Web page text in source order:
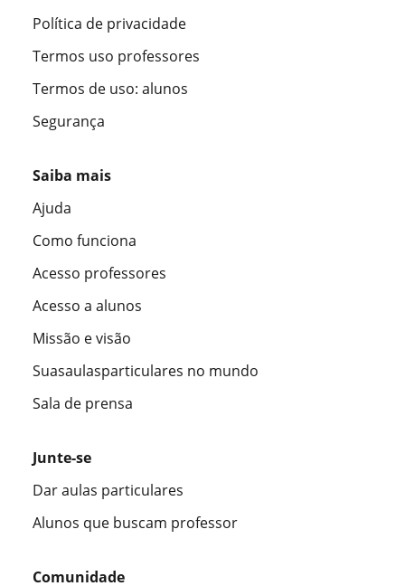
Política de privacidade
Termos uso professores
Termos de uso: alunos
Segurança
Saiba mais
Ajuda
Como funciona
Acesso professores
Acesso a alunos
Missão e visão
Suasaulasparticulares no mundo
Sala de prensa
Junte-se
Dar aulas particulares
Alunos que buscam professor
Comunidade